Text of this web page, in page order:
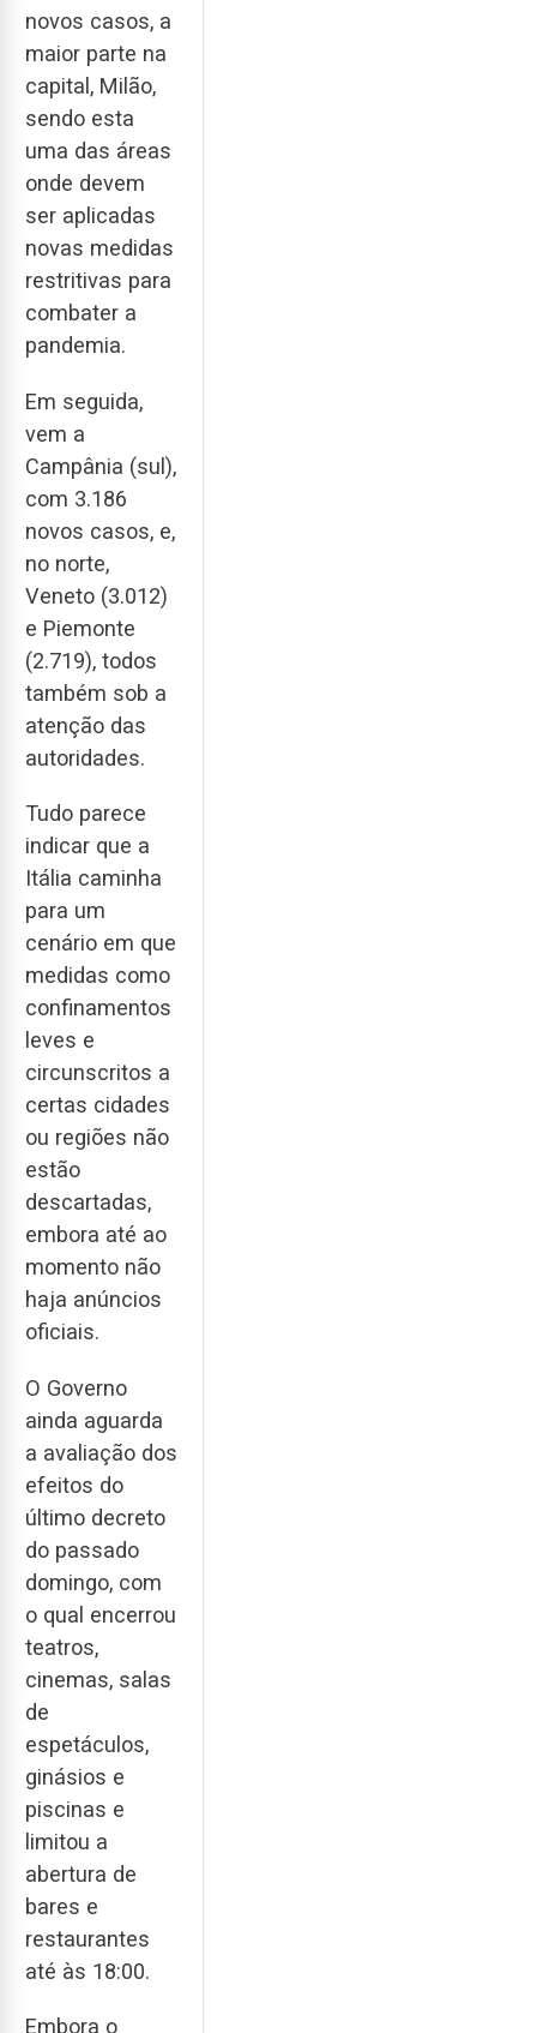
novos casos, a
maior parte na
capital, Milão,
sendo esta
uma das áreas
onde devem
ser aplicadas
novas medidas
restritivas para
combater a
pandemia.
Em seguida,
vem a
Campânia (sul),
com 3.186
novos casos, e,
no norte,
Veneto (3.012)
e Piemonte
(2.719), todos
também sob a
atenção das
autoridades.
Tudo parece
indicar que a
Itália caminha
para um
cenário em que
medidas como
confinamentos
leves e
circunscritos a
certas cidades
ou regiões não
estão
descartadas,
embora até ao
momento não
haja anúncios
oficiais.
O Governo
ainda aguarda
a avaliação dos
efeitos do
último decreto
do passado
domingo, com
o qual encerrou
teatros,
cinemas, salas
de
espetáculos,
ginásios e
piscinas e
limitou a
abertura de
bares e
restaurantes
até às 18:00.
Embora o